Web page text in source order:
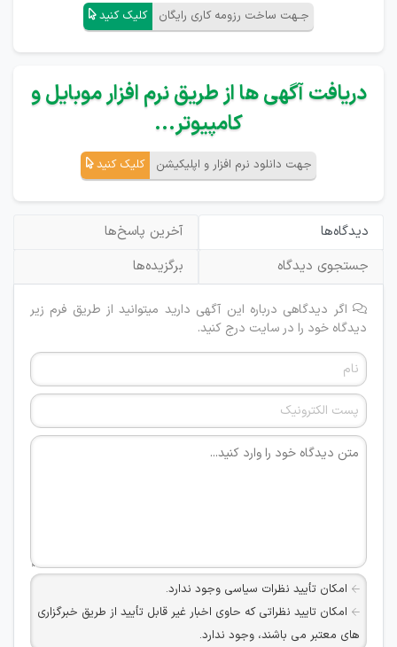
جـهت ساخت رزومه کاری رایگان کلیک کنید
دریافت آگهی ها از طریق نرم افزار موبایل و
کامپیوتر...
جهت دانلود نرم افزار و اپلیکیشن کلیک کنید
دیدگاه‌ها
آخرین پاسخ‌ها
جستجوی دیدگاه
برگزیده‌ها
اگر دیدگاهی درباره این آگهی دارید میتوانید از طریق فرم زیر
دیدگاه خود را در سایت درج کنید.
امکان تأیید نظرات سیاسی وجود ندارد.
امکان تایید نظراتی که حاوی اخبار غیر قابل تأیید از طریق خبرگزاری
های معتبر می باشند، وجود ندارد.